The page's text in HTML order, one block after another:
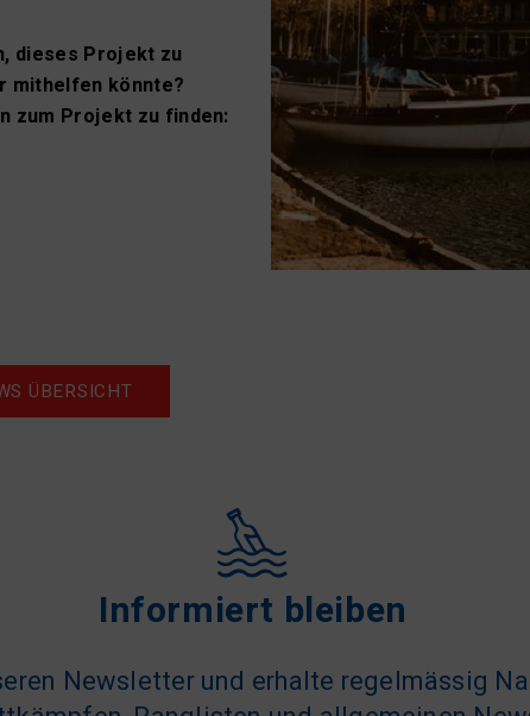
dieses Projekt zu
mithelfen könnte?
zum Projekt zu finden:
ÜBERSICHT
Informiert bleiben
Newsletter und erhalte regelmässig